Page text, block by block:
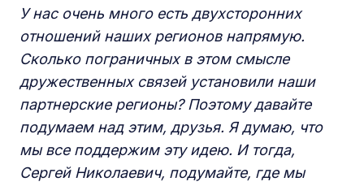
У нас очень много есть двухсторонних
отношений наших регионов напрямую.
Сколько пограничных в этом смысле
дружественных связей установили наши
партнерские регионы? Поэтому давайте
подумаем над этим, друзья. Я думаю, что
мы все поддержим эту идею. И тогда,
Сергей Николаевич, подумайте, где мы